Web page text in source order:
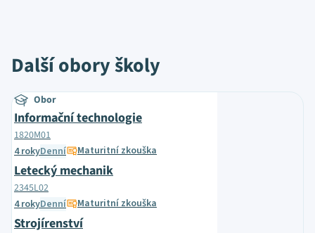
Další obory školy
Obor
Informační technologie
1820M01
4 rokyDenní Maturitní zkouška
Letecký mechanik
2345L02
4 rokyDenní Maturitní zkouška
Strojírenství